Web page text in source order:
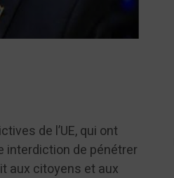
de l’UE, qui ont
interdiction de pénétrer
aux citoyens et aux